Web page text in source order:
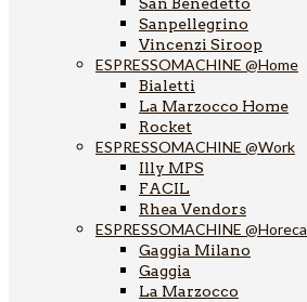
San Benedetto
Sanpellegrino
Vincenzi Siroop
ESPRESSOMACHINE @Home
Bialetti
La Marzocco Home
Rocket
ESPRESSOMACHINE @Work
Illy MPS
FACIL
Rhea Vendors
ESPRESSOMACHINE @Horeca
Gaggia Milano
Gaggia
La Marzocco